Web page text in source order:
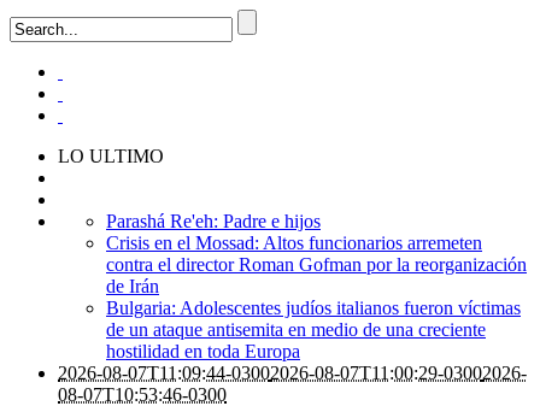
LO ULTIMO
Parashá Re'eh: Padre e hijos
Crisis en el Mossad: Altos funcionarios arremeten
contra el director Roman Gofman por la reorganización
de Irán
Bulgaria: Adolescentes judíos italianos fueron víctimas
de un ataque antisemita en medio de una creciente
hostilidad en toda Europa
2026-08-07T11:09:44-03002026-08-07T11:00:29-03002026-
08-07T10:53:46-0300